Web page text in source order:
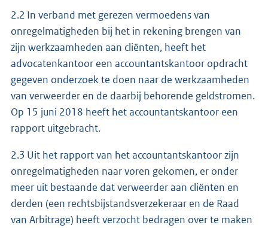
2.2 In verband met gerezen vermoedens van
onregelmatigheden bij het in rekening brengen van
zijn werkzaamheden aan cliënten, heeft het
advocatenkantoor een accountantskantoor opdracht
gegeven onderzoek te doen naar de werkzaamheden
van verweerder en de daarbij behorende geldstromen.
Op 15 juni 2018 heeft het accountantskantoor een
rapport uitgebracht.
2.3 Uit het rapport van het accountantskantoor zijn
onregelmatigheden naar voren gekomen, er onder
meer uit bestaande dat verweerder aan cliënten en
derden (een rechtsbijstandsverzekeraar en de Raad
van Arbitrage) heeft verzocht bedragen over te maken